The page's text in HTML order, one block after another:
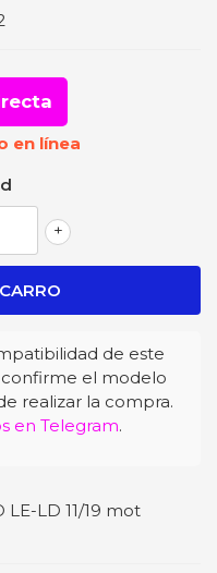
en línea
+
de este
el modelo
realizar la compra.
en Telegram.
LE-LD 11/19 mot